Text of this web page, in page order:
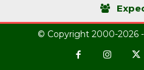
© Copyright 2000-2026